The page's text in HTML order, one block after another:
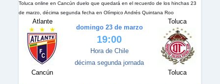
Toluca online en Cancún duelo que quedará en el recuerdo de los hinchas 23
de marzo, décima segunda fecha en Olímpico Andrés Quintana Roo
Atlante
Cancún
domingo 23 de marzo
19:00
Hora de Chile
décima segunda jornada
Toluca
Toluca